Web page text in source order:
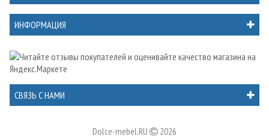
ИНФОРМАЦИЯ
СВЯЗЬ С НАМИ
Dolce-mebel.RU 2026